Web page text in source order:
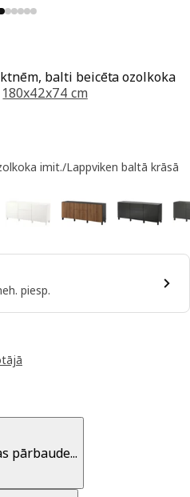
balti beicēta ozolkoka
180x42x74 cm
imit./Lappviken baltā krāsā
piesp.
pārbaude...